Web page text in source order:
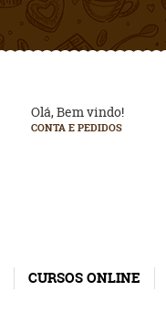
Olá, Bem vindo!
CONTA E PEDIDOS
CURSOS ONLINE